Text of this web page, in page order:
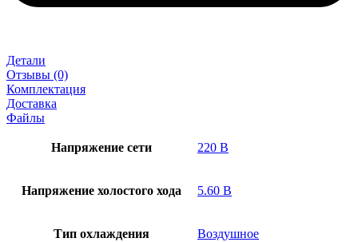
Детали
Отзывы (0)
Комплектация
Доставка
Файлы
Напряжение сети 220 В
Напряжение холостого хода 5.60 В
Тип охлаждения Воздушное